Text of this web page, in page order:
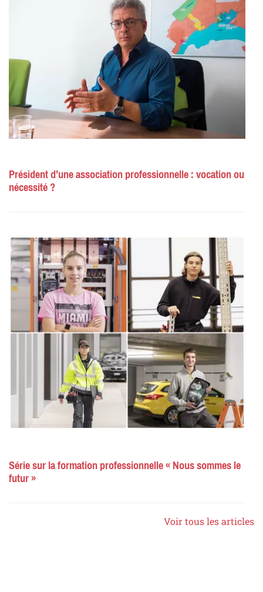
Président d’une association professionnelle : vocation ou
nécessité ?
Série sur la formation professionnelle « Nous sommes le
futur »
Voir tous les articles